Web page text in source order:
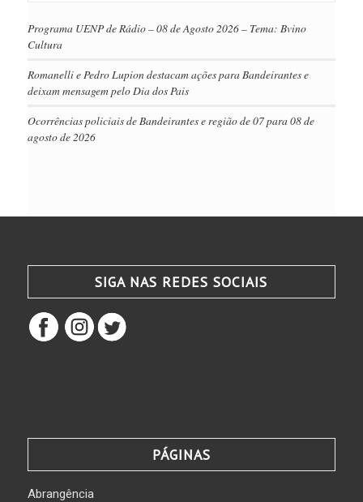
Programa UENP de Rádio – 08 de Agosto 2026 – Tema: Bvino
Cultura
Romanelli e Pedro Lupion destacam ações para Bandeirantes e
deixam mensagem pelo Dia dos Pais
Ocorrências policiais de Bandeirantes e região de 07 para 08 de
agosto de 2026
SIGA NAS REDES SOCIAIS
PÁGINAS
Abrangência